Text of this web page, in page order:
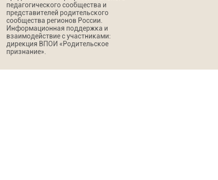
педагогического сообщества и
представителей родительского
сообщества регионов России.
Информационная поддержка и
взаимодействие с участниками:
дирекция ВПОИ «Родительское
признание».